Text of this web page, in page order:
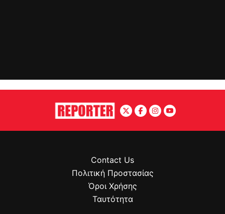
Contact Us
Πολιτική Προστασίας
Όροι Χρήσης
Ταυτότητα